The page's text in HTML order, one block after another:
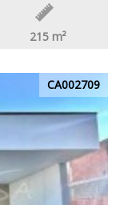
215 m²
CA002709